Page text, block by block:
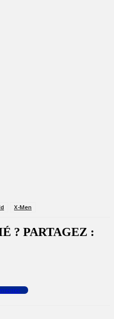
X-Men
? PARTAGEZ :